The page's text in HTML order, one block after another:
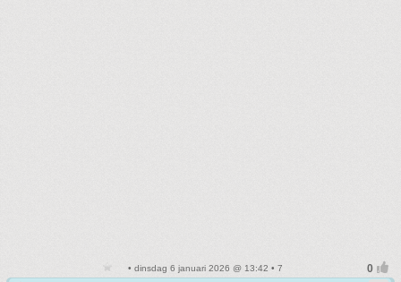
• dinsdag 6 januari 2026 @ 13:42 • 7